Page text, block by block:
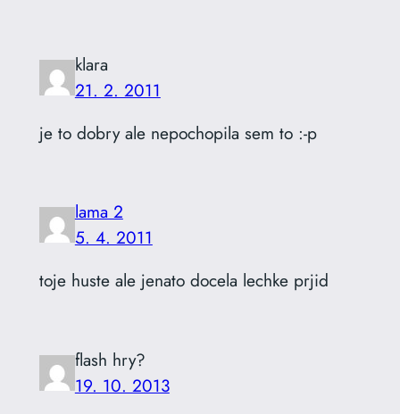
klara
21. 2. 2011
je to dobry ale nepochopila sem to :-p
lama 2
5. 4. 2011
toje huste ale jenato docela lechke prjid
flash hry?
19. 10. 2013